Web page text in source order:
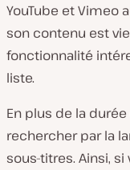
YouTube et Vimeo
son contenu est
fonctionnalité
liste.
En plus de la
rechercher par la
sous-titres. Ainsi,